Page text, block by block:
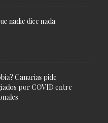
nadie dice nada
Canarias pide
por COVID entre